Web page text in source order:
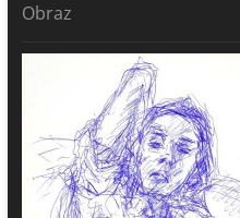
Obraz